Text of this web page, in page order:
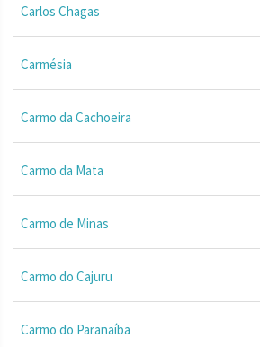
Carlos Chagas
Carmésia
Carmo da Cachoeira
Carmo da Mata
Carmo de Minas
Carmo do Cajuru
Carmo do Paranaíba